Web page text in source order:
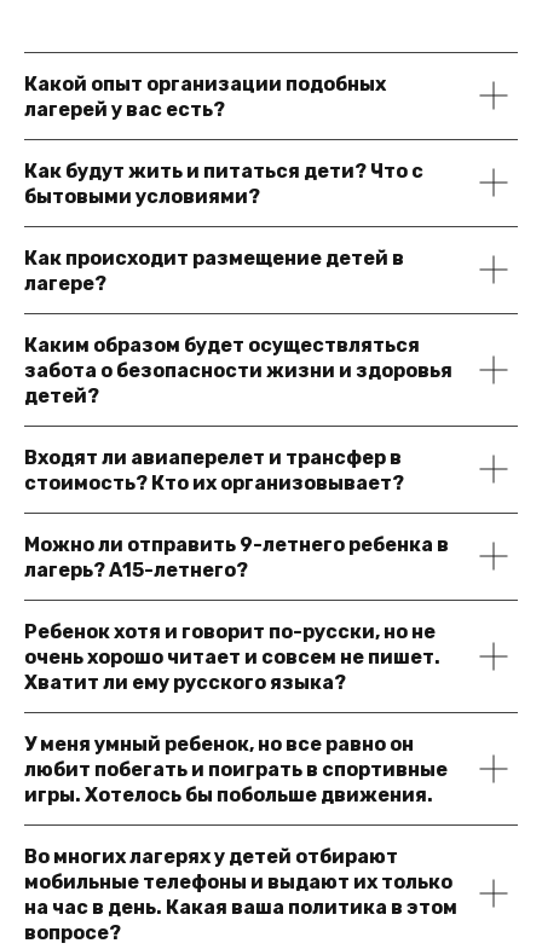
Какой опыт организации подобных
лагерей у вас есть?
Как будут жить и питаться дети? Что с
бытовыми условиями?
Как происходит размещение детей в
лагере?
Каким образом будет осуществляться
забота о безопасности жизни и здоровья
детей?
Входят ли авиаперелет и трансфер в
стоимость? Кто их организовывает?
Можно ли отправить 9-летнего ребенка в
лагерь? А15-летнего?
Ребенок хотя и говорит по-русски, но не
очень хорошо читает и совсем не пишет.
Хватит ли ему русского языка?
У меня умный ребенок, но все равно он
любит побегать и поиграть в спортивные
игры. Хотелось бы побольше движения.
Во многих лагерях у детей отбирают
мобильные телефоны и выдают их только
на час в день. Какая ваша политика в этом
вопросе?